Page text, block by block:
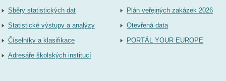
Sběry statistických dat
Statistické výstupy a analýzy
Číselníky a klasifikace
Adresáře školských institucí
Plán veřejných zakázek 2026
Otevřená data
PORTÁL YOUR EUROPE